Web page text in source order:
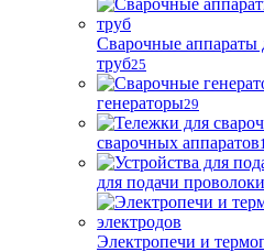
Сварочные
труб25
генераторы29
сварочных аппаратов
для подачи проволоки
Электропечи и